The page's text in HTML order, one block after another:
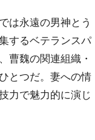
は永遠の男神とう
するベテランスパ
曹魏の関連組織・
とつだ。妻への情
力で魅力的に演じ